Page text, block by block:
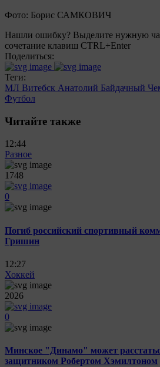
Фото: Борис САМКОВИЧ
Нашли ошибку? Выделите нужную
сочетание клавиш CTRL+Enter
Поделиться:
Теги:
МЛ Витебск Анатолий Байдачный
Футбол
Читайте также
12:44
Разное
1748
0
Погиб российский спортивный
Гришин
12:27
Хоккей
2026
0
Минское "Динамо" может
защитником Робертом Хэмилтоном